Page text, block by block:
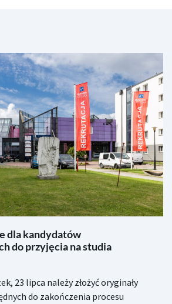
dla kandydatów
do przyjęcia na studia
23 lipca należy złożyć oryginały
do zakończenia procesu